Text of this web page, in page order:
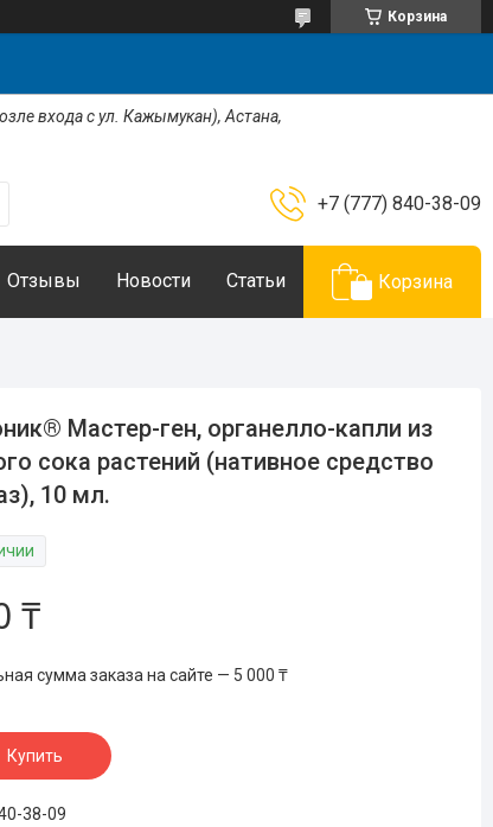
Корзина
входа с ул. Кажымукан), Астана,
+7 (777) 840-38-09
Отзывы Новости Статьи Корзина
Мастер-ген, органелло-капли из
сока растений (нативное средство
10 мл.
₸
сумма заказа на сайте — 5 000 ₸
Купить
38-09